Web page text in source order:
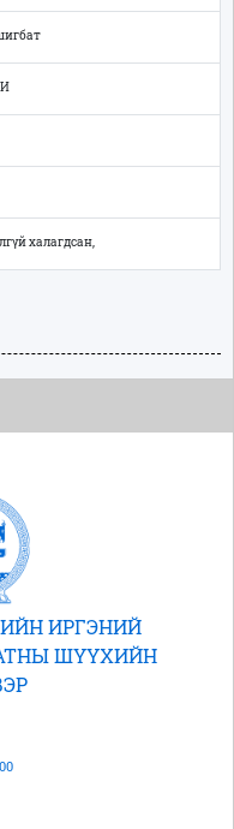
халагдсан,
ИРГЭНИЙ
ШҮҮХИЙН